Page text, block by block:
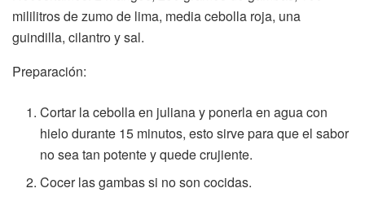
mililitros de zumo de lima, media cebolla roja, una
guindilla, cilantro y sal.
Preparación:
Cortar la cebolla en juliana y ponerla en agua con
hielo durante 15 minutos, esto sirve para que el sabor
no sea tan potente y quede crujiente.
Cocer las gambas si no son cocidas.